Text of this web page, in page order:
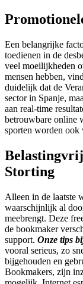
Een belangrijke
toedienen in de
veel moeilijkheden
mensen hebben,
duidelijk dat de
sector in Spanje,
aan real-time
betrouwbare online
sporten worden ook
Storting
Alleen in de laatste
waarschijnlijk al
meebrengt. Deze
de bookmaker
support. Onze tips
vooral serieus, zo
bijgehouden en
Bookmakers, zijn